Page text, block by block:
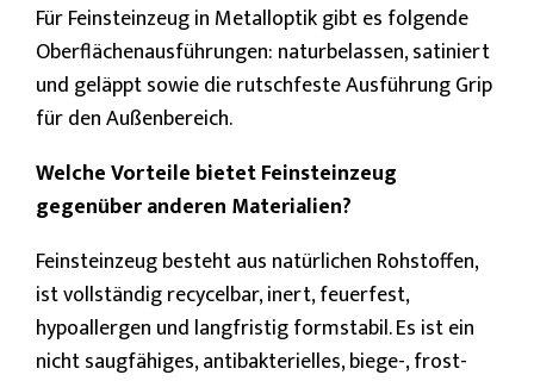
Für Feinsteinzeug in Metalloptik gibt es folgende
Oberflächenausführungen: naturbelassen, satiniert
und geläppt sowie die rutschfeste Ausführung Grip
für den Außenbereich.
Welche Vorteile bietet Feinsteinzeug
gegenüber anderen Materialien?
Feinsteinzeug besteht aus natürlichen Rohstoffen,
ist vollständig recycelbar, inert, feuerfest,
hypoallergen und langfristig formstabil. Es ist ein
nicht saugfähiges, antibakterielles, biege-, frost-